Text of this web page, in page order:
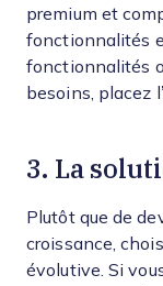
premium et
fonctionnalités
fonctionnalités
besoins, placez
3. La
Plutôt que de
croissance,
évolutive. Si